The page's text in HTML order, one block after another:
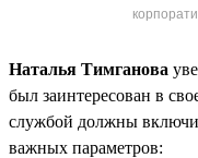
Наталья Тимганова
был заинтересован в
службой должны
важных параметров: